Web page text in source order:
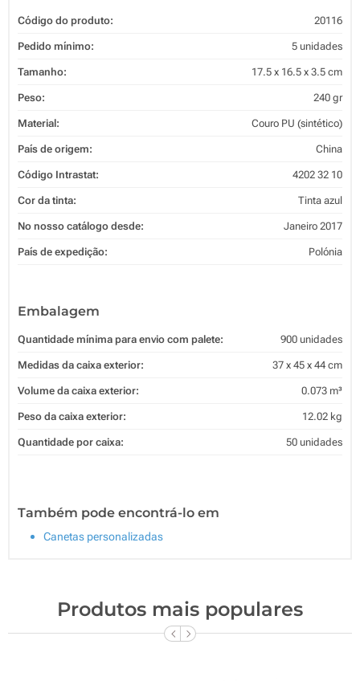
Código do produto: 20116
Pedido mínimo: 5 unidades
Tamanho: 17.5 x 16.5 x 3.5 cm
Peso: 240 gr
Material: Couro PU (sintético)
País de origem: China
Código Intrastat: 4202 32 10
Cor da tinta: Tinta azul
No nosso catálogo desde: Janeiro 2017
País de expedição: Polónia
Embalagem
Quantidade mínima para envio com palete: 900 unidades
Medidas da caixa exterior: 37 x 45 x 44 cm
Volume da caixa exterior: 0.073 m³
Peso da caixa exterior: 12.02 kg
Quantidade por caixa: 50 unidades
Também pode encontrá-lo em
Canetas personalizadas
Produtos mais populares